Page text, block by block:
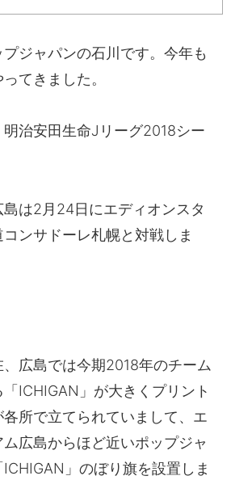
ジャパンの石川です。今年も
てきました。
治安田生命Jリーグ2018シー
は2月24日にエディオンスタ
ンサドーレ札幌と対戦しま
広島では今期2018年のチーム
ICHIGAN」が大きくプリント
所で立てられていまして、エ
広島からほど近いポップジャ
」のぼり旗を設置しま